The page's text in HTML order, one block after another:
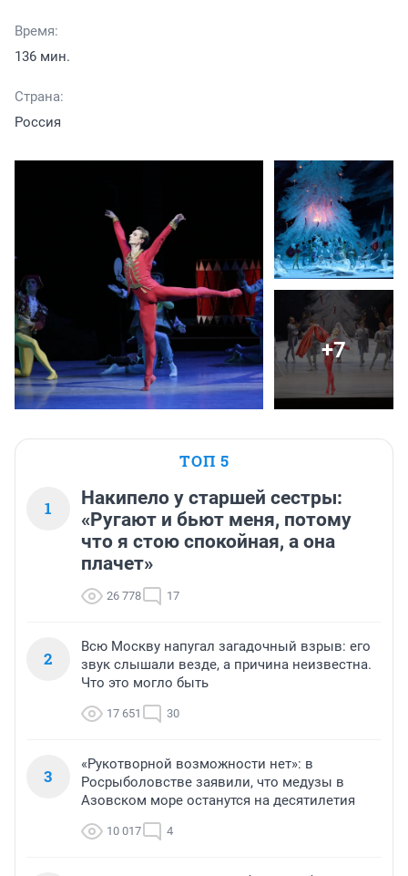
Время:
136 мин.
Страна:
Россия
+7
ТОП 5
1
Накипело у старшей сестры:
«Ругают и бьют меня, потому
что я стою спокойная, а она
плачет»
26 778 17
2
Всю Москву напугал загадочный взрыв: его
звук слышали везде, а причина неизвестна.
Что это могло быть
17 651 30
3
«Рукотворной возможности нет»: в
Росрыболовстве заявили, что медузы в
Азовском море останутся на десятилетия
10 017 4